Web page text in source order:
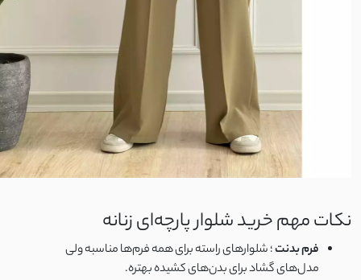
کشی آستردار
پنبه دورس ظریف
گلکسی نخ
کرپ نخ
خامه دوزی کوبایی
نکات مهم خرید شلوار پارچه‌ای زنانه
فرم بدنت؛ شلوارهای راسته برای همه فرم‌ها مناسبه ولی
مدل‌های گشاد برای بدن‌های کشیده بهتره.